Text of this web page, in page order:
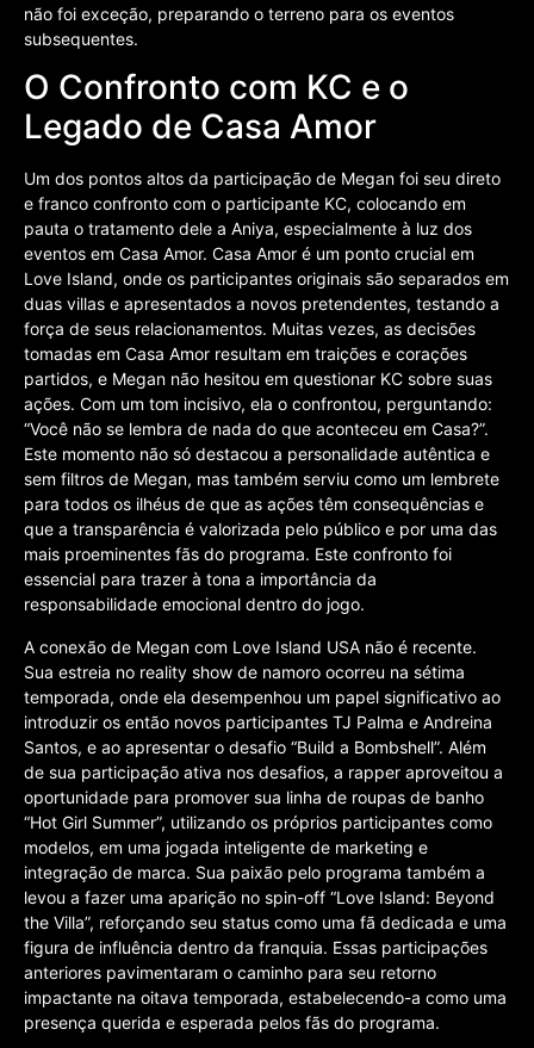
não foi exceção, preparando o terreno para os eventos
subsequentes.
O Confronto com KC e o
Legado de Casa Amor
Um dos pontos altos da participação de Megan foi seu direto
e franco confronto com o participante KC, colocando em
pauta o tratamento dele a Aniya, especialmente à luz dos
eventos em Casa Amor. Casa Amor é um ponto crucial em
Love Island, onde os participantes originais são separados em
duas villas e apresentados a novos pretendentes, testando a
força de seus relacionamentos. Muitas vezes, as decisões
tomadas em Casa Amor resultam em traições e corações
partidos, e Megan não hesitou em questionar KC sobre suas
ações. Com um tom incisivo, ela o confrontou, perguntando:
“Você não se lembra de nada do que aconteceu em Casa?”.
Este momento não só destacou a personalidade autêntica e
sem filtros de Megan, mas também serviu como um lembrete
para todos os ilhéus de que as ações têm consequências e
que a transparência é valorizada pelo público e por uma das
mais proeminentes fãs do programa. Este confronto foi
essencial para trazer à tona a importância da
responsabilidade emocional dentro do jogo.
A conexão de Megan com Love Island USA não é recente.
Sua estreia no reality show de namoro ocorreu na sétima
temporada, onde ela desempenhou um papel significativo ao
introduzir os então novos participantes TJ Palma e Andreina
Santos, e ao apresentar o desafio “Build a Bombshell”. Além
de sua participação ativa nos desafios, a rapper aproveitou a
oportunidade para promover sua linha de roupas de banho
“Hot Girl Summer”, utilizando os próprios participantes como
modelos, em uma jogada inteligente de marketing e
integração de marca. Sua paixão pelo programa também a
levou a fazer uma aparição no spin-off “Love Island: Beyond
the Villa”, reforçando seu status como uma fã dedicada e uma
figura de influência dentro da franquia. Essas participações
anteriores pavimentaram o caminho para seu retorno
impactante na oitava temporada, estabelecendo-a como uma
presença querida e esperada pelos fãs do programa.